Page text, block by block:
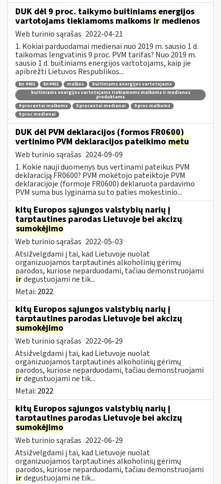
DUK dėl 9 proc. taikymo buitiniams energijos
vartotojams tiekiamoms malkoms ir medienos
Web turinio sąrašas 2022-04-21
1. Kokiai parduodamai medienai nuo 2019 m. sausio 1 d.
taikomas lengvatinis 9 proc. PVM tarifas? Nuo 2019 m.
sausio 1 d. buitiniams energijos vartotojams, kaip jie
apibrėžti Lietuvos Respublikos...
kn 4401 kn4401 malkos
buitiniams energijos vartotojams
buitiniams energijos vartotojams tiekiamoms malkoms ir medienos
produktams
9 procentai malkoms
9 procentai medienai
9 proc malkoms
9 proc medienai
DUK dėl PVM deklaracijos (formos FR0600)
vertinimo PVM deklaracijos pateikimo metu
Web turinio sąrašas 2024-09-09
1. Kokie nauji duomenys bus vertinami pateikus PVM
deklaraciją FR0600? PVM mokėtojo pateiktoje PVM
deklaracijoje (formoje FR0600) deklaruota pardavimo
PVM suma bus lyginama su to paties mokestinio...
kitų Europos sąjungos valstybių narių į
tarptautines parodas Lietuvoje bei akcizų
sumokėjimo
Web turinio sąrašas 2022-05-03
Atsižvelgdami į tai, kad Lietuvoje nuolat
organizuojamos tarptautinės alkoholinių gėrimų
parodos, kuriose neparduodami, tačiau demonstruojami
irdegustuojami ne tik...
Metai: 2022
kitų Europos sąjungos valstybių narių į
tarptautines parodas Lietuvoje bei akcizų
sumokėjimo
Web turinio sąrašas 2022-06-29
Atsižvelgdami į tai, kad Lietuvoje nuolat
organizuojamos tarptautinės alkoholinių gėrimų
parodos, kuriose neparduodami, tačiau demonstruojami
irdegustuojami ne tik...
Metai: 2022
kitų Europos sąjungos valstybių narių į
tarptautines parodas Lietuvoje bei akcizų
sumokėjimo
Web turinio sąrašas 2022-06-29
Atsižvelgdami į tai, kad Lietuvoje nuolat
organizuojamos tarptautinės alkoholinių gėrimų
parodos, kuriose neparduodami, tačiau demonstruojami
irdegustuojami ne tik...